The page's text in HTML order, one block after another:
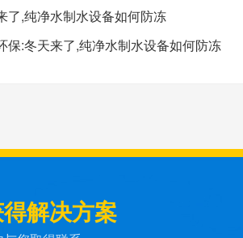
了,纯净水制水设备如何防冻
保:冬天来了,纯净水制水设备如何防冻
解决方案